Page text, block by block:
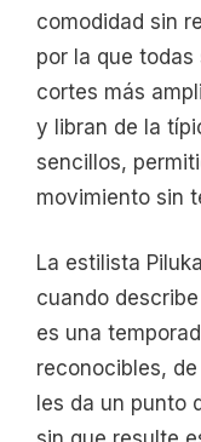
comodidad sin
por la que
cortes más
y libran de la
sencillos,
movimiento sin
La estilista
cuando
es una
reconocibles,
les da un punto